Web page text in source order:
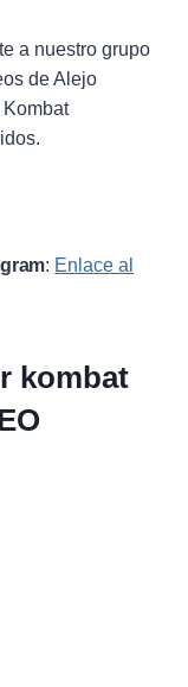
a nuestro grupo
de Alejo
Kombat
: Enlace al
kombat